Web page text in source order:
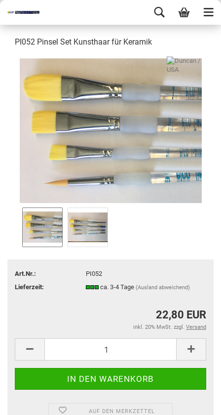
PI052 Pinsel Set Kunsthaar für Keramik
Art.Nr.:
PI052
Lieferzeit:
ca. 3-4 Tage(Ausland abweichend)
22,80 EUR
inkl. 20% MwSt. zzgl. Versand
AUF DEN MERKZETTEL